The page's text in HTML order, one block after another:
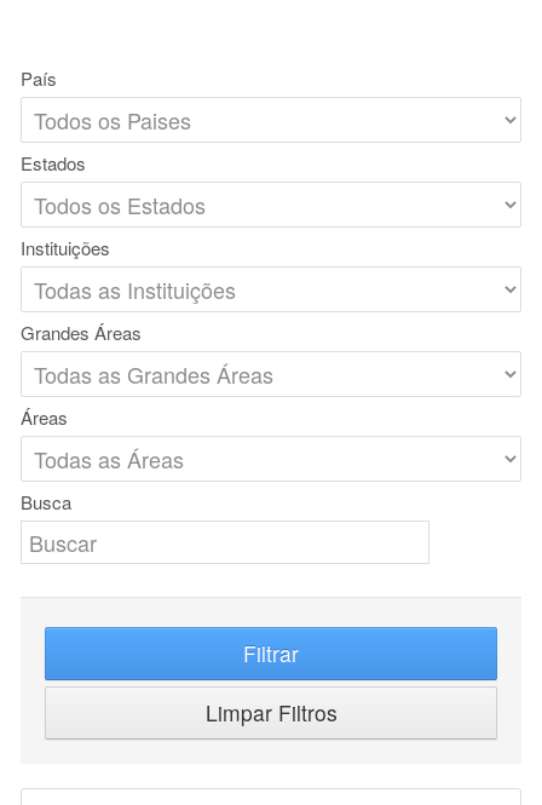
País
Estados
Instituições
Grandes Áreas
Áreas
Busca
Filtrar
Limpar Filtros